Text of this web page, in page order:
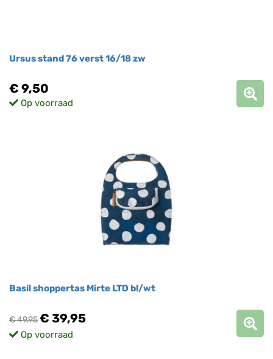
Ursus stand 76 verst 16/18 zw
€ 9,50
Op voorraad
Basil shoppertas Mirte LTD bl/wt
€ 49,95€ 39,95
Op voorraad